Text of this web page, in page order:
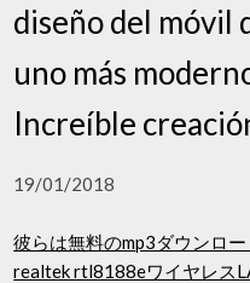
diseño del móvil
uno más
Increíble
19/01/2018
彼らは無料のmp3ダウンロ
realtek rtl8188eワイヤレス